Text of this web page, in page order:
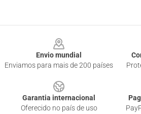
Envio mundial
Enviamos para mais de 200 países
Garantia internacional
Oferecido no país de uso